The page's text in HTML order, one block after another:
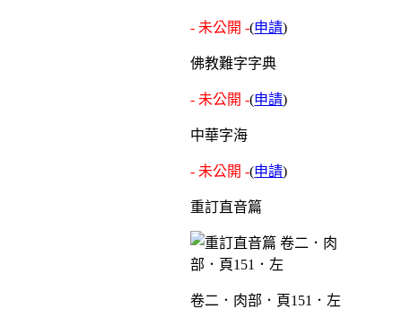
- 未公開 -(申請)
佛教難字字典
- 未公開 -(申請)
中華字海
- 未公開 -(申請)
重訂直音篇
卷二．肉部．頁151．左